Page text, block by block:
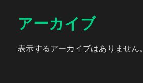
アーカイブ
表示するアーカイブはありません。